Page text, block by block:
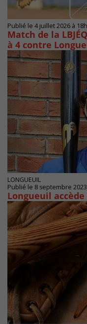
Publié le 4 juillet 2026 à
Match de la
à 4 contre
LONGUEUIL
Publié le 8 septembre
Longueuil